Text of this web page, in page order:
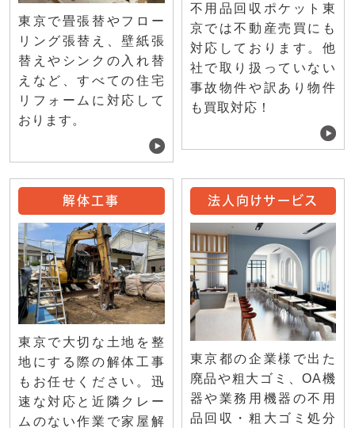
東京で畳張替やフロー
リング張替え、壁紙張
替えやシンクの入れ替
えなど、すべての住宅
リフォームに対応して
おります。
不用品回収ポケット東
京では不動産売買にも
対応しております。他
社で取り扱っていない
事故物件や訳あり物件
も買取対応！
解体工事
東京で大切な土地を整
地にする際の解体工事
もお任せください。迅
速な対応と近隣クレー
ムのない作業で家屋解
法人向けサービス
東京都の企業様で出た
廃品や粗大ゴミ、OA機
器や業務用機器の不用
品回収・粗大ゴミ処分